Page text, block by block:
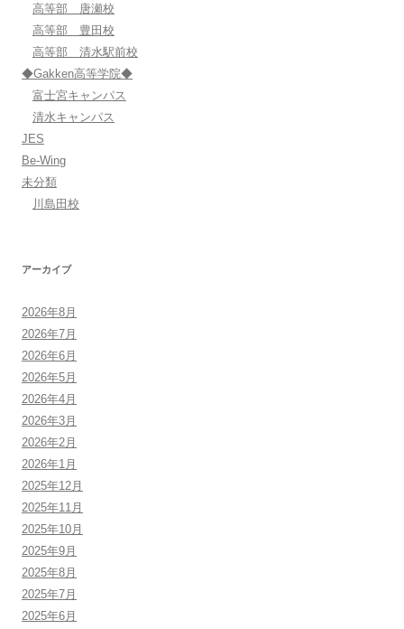
高等部 唐瀬校
高等部 豊田校
高等部 清水駅前校
◆Gakken高等学院◆
富士宮キャンパス
清水キャンパス
JES
Be-Wing
未分類
川島田校
アーカイブ
2026年8月
2026年7月
2026年6月
2026年5月
2026年4月
2026年3月
2026年2月
2026年1月
2025年12月
2025年11月
2025年10月
2025年9月
2025年8月
2025年7月
2025年6月